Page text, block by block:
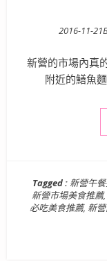
2016-11-21
新營的市場內真
附近的鱔魚
Tagged : 新營午
新營市場美食推薦,
必吃美食推薦, 新